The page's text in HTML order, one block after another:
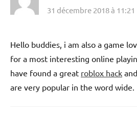
31 décembre 2018 à 11:21
Hello buddies, i am also a game
for a most interesting online
have found a great roblox hack
are very popular in the word wide.